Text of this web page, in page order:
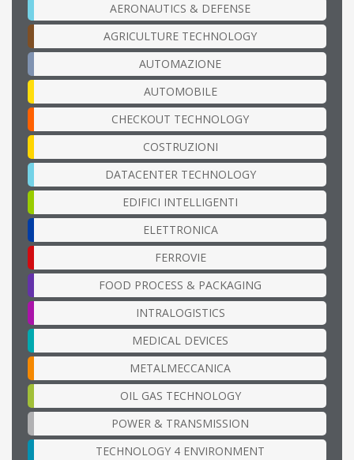
AERONAUTICS & DEFENSE
AGRICULTURE TECHNOLOGY
AUTOMAZIONE
AUTOMOBILE
CHECKOUT TECHNOLOGY
COSTRUZIONI
DATACENTER TECHNOLOGY
EDIFICI INTELLIGENTI
ELETTRONICA
FERROVIE
FOOD PROCESS & PACKAGING
INTRALOGISTICS
MEDICAL DEVICES
METALMECCANICA
OIL GAS TECHNOLOGY
POWER & TRANSMISSION
TECHNOLOGY 4 ENVIRONMENT